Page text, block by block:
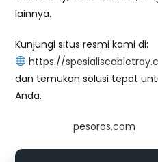
lainnya.
Kunjungi situs resmi kami di:
https://
dan temukan solusi tepat
Anda.
Powered bypesoros.com